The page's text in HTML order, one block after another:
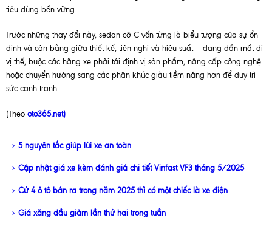
tiêu dùng bền vững.
Trước những thay đổi này, sedan cỡ C vốn từng là biểu tượng của sự ổn
định và cân bằng giữa thiết kế, tiện nghi và hiệu suất – đang dần mất đi
vị thế, buộc các hãng xe phải tái định vị sản phẩm, nâng cấp công nghệ
hoặc chuyển hướng sang các phân khúc giàu tiềm năng hơn để duy trì
sức cạnh tranh
(Theo oto365.net)
5 nguyên tắc giúp lùi xe an toàn
Cập nhật giá xe kèm đánh giá chi tiết Vinfast VF3 tháng 5/2025
Cứ 4 ô tô bán ra trong năm 2025 thì có một chiếc là xe điện
Giá xăng dầu giảm lần thứ hai trong tuần